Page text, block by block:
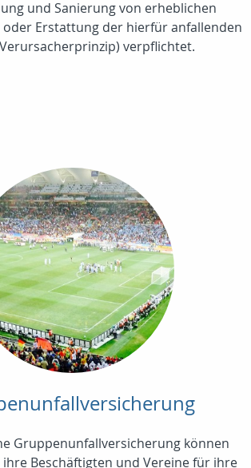
und Sanierung von erheblichen
Erstattung der hierfür anfallenden
verpflichtet.
Gruppenunfallversicherung können
Beschäftigten und Vereine für ihre